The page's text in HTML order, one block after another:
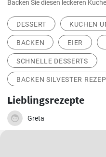
Backen Sie diesen leckeren
DESSERT KUCHEN
BACKEN EIER
SCHNELLE DESSERTS
BACKEN SILVESTER
Lieblingsrezepte
Greta